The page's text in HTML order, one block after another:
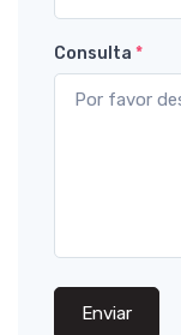
Consulta *
Enviar